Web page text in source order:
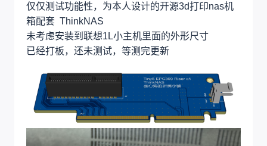
仅仅测试功能性，为本人设计的开源3d打印nas机
箱配套 ThinkNAS
未考虑安装到联想1L小主机里面的外形尺寸
已经打板，还未测试，等测完更新